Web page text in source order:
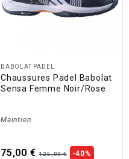
BABOLAT PADEL
Chaussures Padel Babolat
Sensa Femme Noir/Rose
Maintien
75,00 € 125,00 € -40%